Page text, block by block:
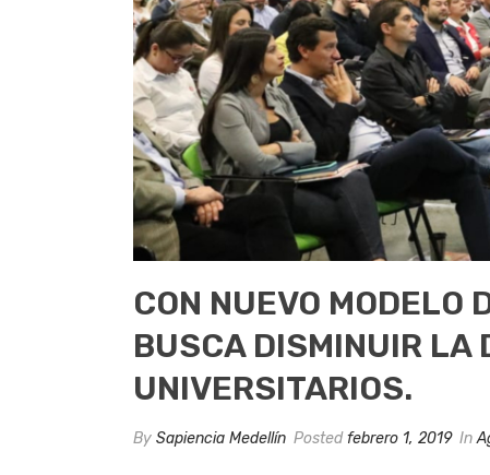
CON NUEVO MODELO
BUSCA DISMINUIR LA
UNIVERSITARIOS.
By Sapiencia Medellín Postedfebrero 1, 2019 In